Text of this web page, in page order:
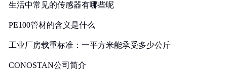
生活中常见的传感器有哪些呢
PE100管材的含义是什么
工业厂房载重标准：一平方米能承受多少公斤
CONOSTAN公司简介